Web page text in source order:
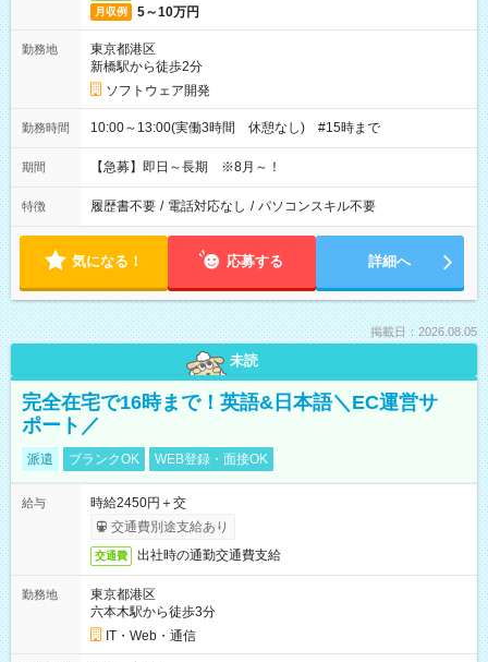
月収例 5～10万円
勤務地
東京都港区
新橋駅から徒歩2分
ソフトウェア開発
勤務時間 10:00～13:00(実働3時間 休憩なし) #15時まで
期間 【急募】即日～長期 ※8月～！
特徴 履歴書不要 / 電話対応なし / パソコンスキル不要
気になる！ 応募する 詳細へ
掲載日：2026.08.05
未読
完全在宅で16時まで！英語&日本語＼EC運営サ
ポート／
派遣 ブランクOK WEB登録・面接OK
給与
時給2450円＋交
交通費別途支給あり
交通費 出社時の通勤交通費支給
勤務地
東京都港区
六本木駅から徒歩3分
IT・Web・通信